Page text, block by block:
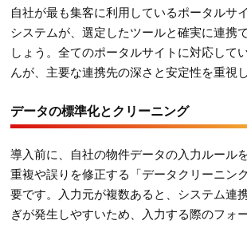
自社が最も集客に利用しているポータルサ
システムが、選定したツールと確実に連携
しょう。全てのポータルサイトに対応して
んが、主要な連携先の深さと安定性を重視
データの標準化とクリーニング
導入前に、自社の物件データの入力ルール
重複や誤りを修正する「データクリーニン
要です。入力元が複数あると、システム連
ぎが発生しやすいため、入力する際のフォ